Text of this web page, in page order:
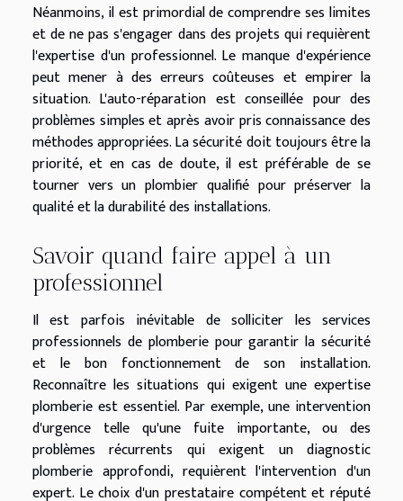
Néanmoins, il est primordial de comprendre ses limites
et de ne pas s'engager dans des projets qui requièrent
l'expertise d'un professionnel. Le manque d'expérience
peut mener à des erreurs coûteuses et empirer la
situation. L'auto-réparation est conseillée pour des
problèmes simples et après avoir pris connaissance des
méthodes appropriées. La sécurité doit toujours être la
priorité, et en cas de doute, il est préférable de se
tourner vers un plombier qualifié pour préserver la
qualité et la durabilité des installations.
Savoir quand faire appel à un
professionnel
Il est parfois inévitable de solliciter les services
professionnels de plomberie pour garantir la sécurité
et le bon fonctionnement de son installation.
Reconnaître les situations qui exigent une expertise
plomberie est essentiel. Par exemple, une intervention
d'urgence telle qu'une fuite importante, ou des
problèmes récurrents qui exigent un diagnostic
plomberie approfondi, requièrent l'intervention d'un
expert. Le choix d'un prestataire compétent et réputé